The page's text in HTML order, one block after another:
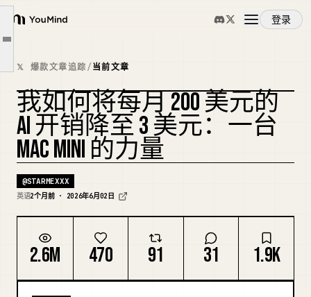
YouMind
登录
概览
使用案例
技能
提示词
下载
文章大纲
实际能运行什么。实话实说。
真实的账目。谁应该真的买它。
人们实际上在 24/7 运行什么。
完整配置。
𝕏 爆款文章追踪/当前文章
复刻封面
我如何将每月 200 美元的
AI 开销降至 3 美元：一台
MAC MINI 的力量
@STARMEXXX
英语2个月前 · 2026年6月02日
2.6M 470 91 31 1.9K